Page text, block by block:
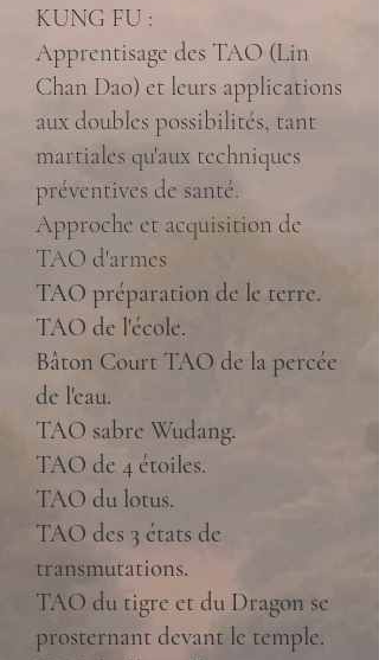
KUNG FU :
Apprentisage des TAO (Lin
Chan Dao) et leurs applications
aux doubles possibilités, tant
martiales qu'aux techniques
préventives de santé.
Approche et acquisition de
TAO d'armes
TAO préparation de le terre.
TAO de l'école.
Bâton Court TAO de la percée
de l'eau.
TAO sabre Wudang.
TAO de 4 étoiles.
TAO du lotus.
TAO des 3 états de
transmutations.
TAO du tigre et du Dragon se
prosternant devant le temple.